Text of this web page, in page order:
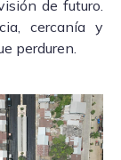
de futuro.
cercanía y
perduren.